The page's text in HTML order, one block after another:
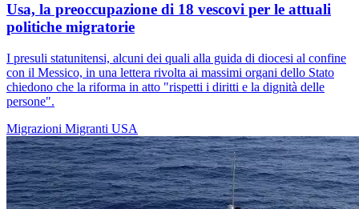
Usa, la preoccupazione di 18 vescovi per le attuali
politiche migratorie
I presuli statunitensi, alcuni dei quali alla guida di diocesi al confine
con il Messico, in una lettera rivolta ai massimi organi dello Stato
chiedono che la riforma in atto "rispetti i diritti e la dignità delle
persone".
Migrazioni Migranti USA